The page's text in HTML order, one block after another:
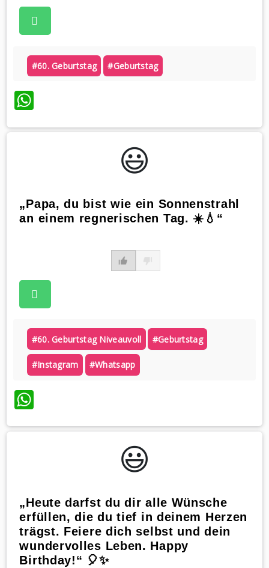
#60. Geburtstag #geburtstag
WhatsApp
😃️
„Papa, du bist wie ein Sonnenstrahl
an einem regnerischen Tag. ☀️💧“
#60. Geburtstag Niveauvoll #geburtstag
#instagram #whatsapp
WhatsApp
😃️
„Heute darfst du dir alle Wünsche
erfüllen, die du tief in deinem Herzen
trägst. Feiere dich selbst und dein
wundervolles Leben. Happy
Birthday!“ 🎈✨